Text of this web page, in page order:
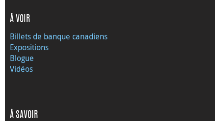
À VOIR
Billets de banque canadiens
Expositions
Blogue
Vidéos
À SAVOIR